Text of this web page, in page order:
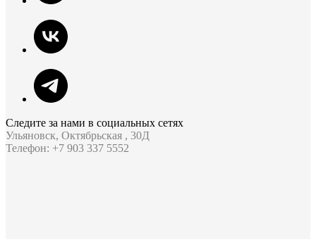
Следите за нами в социальных сетях
Ульяновск, Октябрьская , 30Д
Телефон: +7 903 337 5552